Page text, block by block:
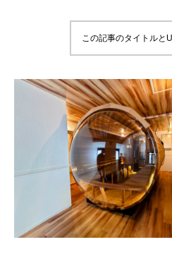
この記事のタイトルと